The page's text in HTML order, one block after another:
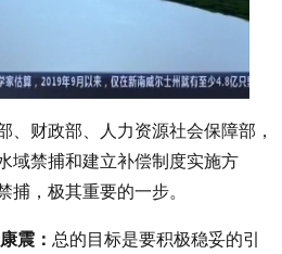
、财政部、人力资源社会保障部，
域禁捕和建立补偿制度实施方
捕，极其重要的一步。
震： 总的目标是要积极稳妥的引